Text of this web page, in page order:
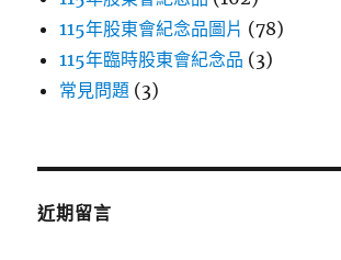
115年股東會紀念品圖片 (78)
115年臨時股東會紀念品 (3)
常見問題 (3)
近期留言